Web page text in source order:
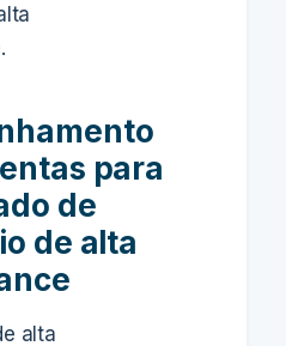
para
de
de alta
alta